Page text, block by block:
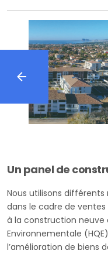
Un panel de
Nous utilisons différents
dans le cadre de
à la construction neuve
Environnementale
l’amélioration de biens